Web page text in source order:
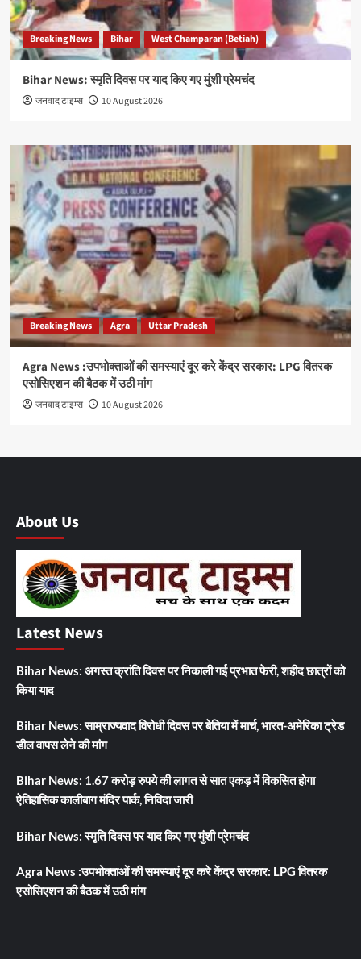
Breaking News Bihar West Champaran (Betiah)
Bihar News: स्मृति दिवस पर याद किए गए मुंशी प्रेमचंद
जनवाद टाइम्स 10 August 2026
Breaking News Agra Uttar Pradesh
Agra News :उपभोक्ताओं की समस्याएं दूर करे केंद्र सरकार: LPG वितरक
एसोसिएशन की बैठक में उठी मांग
जनवाद टाइम्स 10 August 2026
About Us
Latest News
Bihar News: अगस्त क्रांति दिवस पर निकाली गई प्रभात फेरी, शहीद छात्रों को
किया याद
Bihar News: साम्राज्यवाद विरोधी दिवस पर बेतिया में मार्च, भारत-अमेरिका ट्रेड
डील वापस लेने की मांग
Bihar News: 1.67 करोड़ रुपये की लागत से सात एकड़ में विकसित होगा
ऐतिहासिक कालीबाग मंदिर पार्क, निविदा जारी
Bihar News: स्मृति दिवस पर याद किए गए मुंशी प्रेमचंद
Agra News :उपभोक्ताओं की समस्याएं दूर करे केंद्र सरकार: LPG वितरक
एसोसिएशन की बैठक में उठी मांग